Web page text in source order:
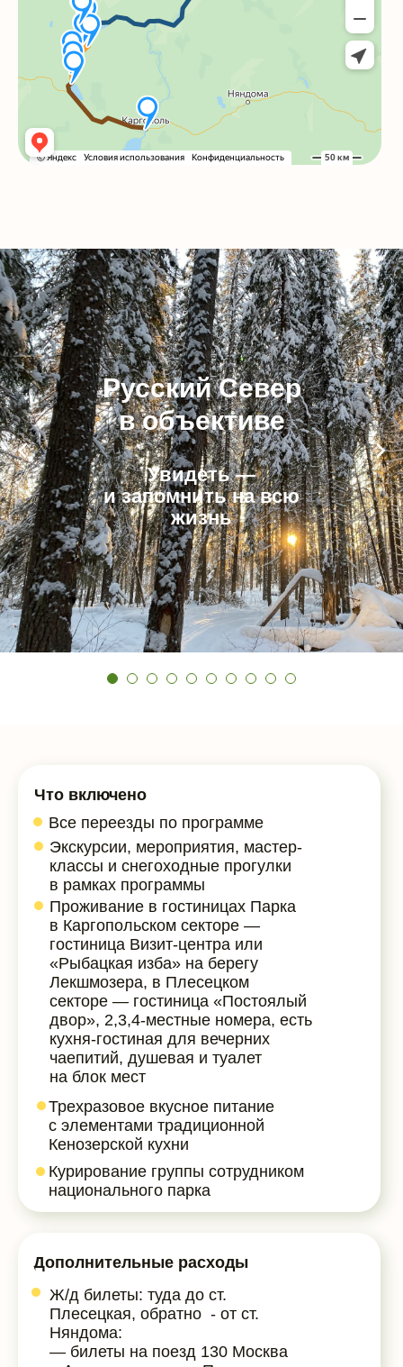
Русский Север
в объективе
Увидеть —
и запомнить на всю
жизнь
Курирование группы сотрудником
национального парка
Трехразовое вкусное питание
с элементами традиционной
Кенозерской кухни
Проживание в гостиницах Парка
в Каргопольском секторе —
гостиница Визит-центра или
«Рыбацкая изба» на берегу
Лекшмозера, в Плесецком
секторе — гостиница «Постоялый
двор», 2,3,4-местные номера, есть
кухня-гостиная для вечерних
чаепитий, душевая и туалет
на блок мест
Экскурсии, мероприятия, мастер-
классы и снегоходные прогулки
в рамках программы
Все переезды по программе
Что включено
Ж/д билеты: туда до ст.
Плесецкая, обратно - от ст.
Няндома:
— билеты на поезд 130 Москва
Дополнительные расходы